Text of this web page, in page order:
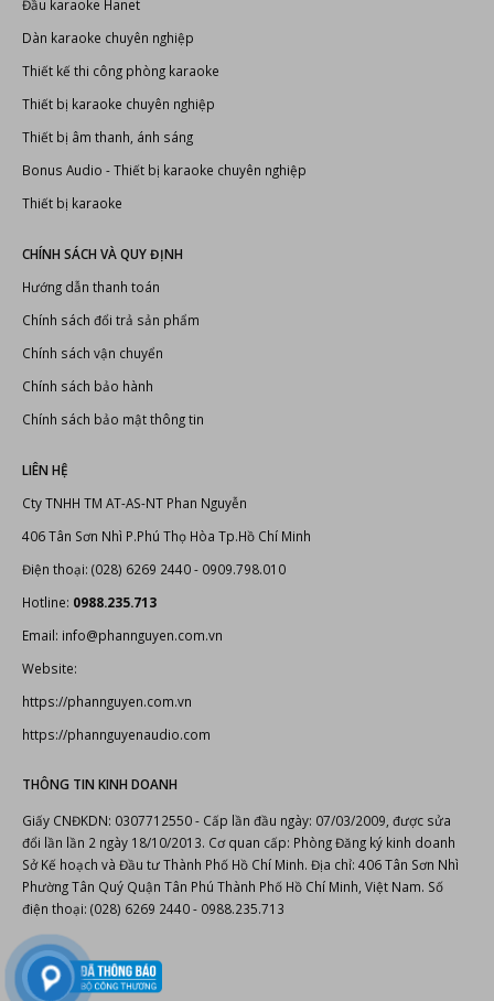
Professional Audio Systems
LIÊN KẾT
Đầu karaoke Hanet
Dàn karaoke chuyên nghiệp
Thiết kế thi công phòng karaoke
Thiết bị karaoke chuyên nghiệp
Thiết bị âm thanh, ánh sáng
Bonus Audio- Thiết bị karaoke chuyên nghiệp
Thiết bị karaoke
CHÍNH SÁCH VÀ QUY ĐỊNH
Hướng dẫn thanh toán
Chính sách đổi trả sản phẩm
Chính sách vận chuyển
Chính sách bảo hành
Chính sách bảo mật thông tin
LIÊN HỆ
Cty TNHH TM AT-AS-NT Phan Nguyễn
406 Tân Sơn Nhì P.Phú Thọ Hòa Tp.Hồ Chí Minh
Điện thoại: (028) 6269 2440 - 0909.798.010
Hotline:0988.235.713
Email: info@phannguyen.com.vn
https://phannguyen.com.vn
https://phannguyenaudio.com
Giấy CNĐKDN: 0307712550 - Cấp lần đầu ngày: 07/03/2009, được sửa
đổi lần lần 2 ngày 18/10/2013. Cơ quan cấp: Phòng Đăng ký kinh doanh